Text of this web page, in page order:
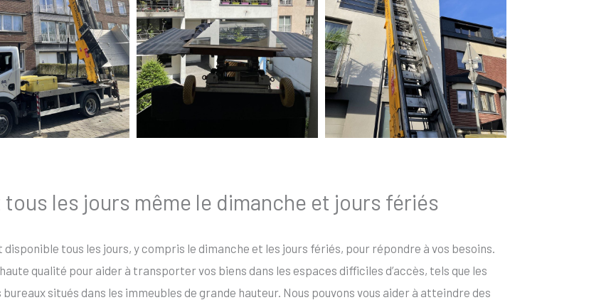
les jours même le dimanche et jours fériés
tous les jours, y compris le dimanche et les jours fériés, pour répondre à vos besoins.
qualité pour aider à transporter vos biens dans les espaces difficiles d’accès, tels que les
situés dans les immeubles de grande hauteur. Nous pouvons vous aider à atteindre des